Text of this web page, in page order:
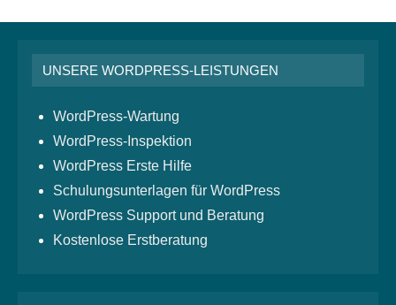
UNSERE WORDPRESS-LEISTUNGEN
WordPress-Wartung
WordPress-Inspektion
WordPress Erste Hilfe
Schulungsunterlagen für WordPress
WordPress Support und Beratung
Kostenlose Erstberatung